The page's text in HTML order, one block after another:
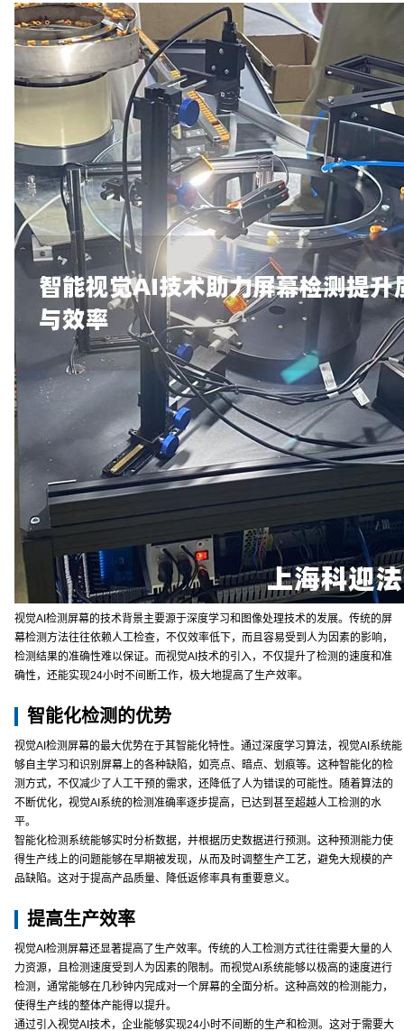
视觉AI检测屏幕的技术背景主要源于深度学习和图像处理技术的发展。传统的屏
幕检测方法往往依赖人工检查，不仅效率低下，而且容易受到人为因素的影响，
检测结果的准确性难以保证。而视觉AI技术的引入，不仅提升了检测的速度和准
确性，还能实现24小时不间断工作，极大地提高了生产效率。
智能化检测的优势
视觉AI检测屏幕的最大优势在于其智能化特性。通过深度学习算法，视觉AI系统能
够自主学习和识别屏幕上的各种缺陷，如亮点、暗点、划痕等。这种智能化的检
测方式，不仅减少了人工干预的需求，还降低了人为错误的可能性。随着算法的
不断优化，视觉AI系统的检测准确率逐步提高，已达到甚至超越人工检测的水
平。
智能化检测系统能够实时分析数据，并根据历史数据进行预测。这种预测能力使
得生产线上的问题能够在早期被发现，从而及时调整生产工艺，避免大规模的产
品缺陷。这对于提高产品质量、降低返修率具有重要意义。
提高生产效率
视觉AI检测屏幕还显著提高了生产效率。传统的人工检测方式往往需要大量的人
力资源，且检测速度受到人为因素的限制。而视觉AI系统能够以极高的速度进行
检测，通常能够在几秒钟内完成对一个屏幕的全面分析。这种高效的检测能力，
使得生产线的整体产能得以提升。
通过引入视觉AI技术，企业能够实现24小时不间断的生产和检测。这对于需要大